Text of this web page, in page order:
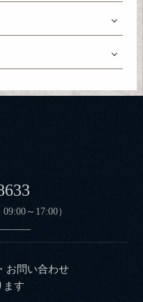
～17:00）
お問い合わせ
ます